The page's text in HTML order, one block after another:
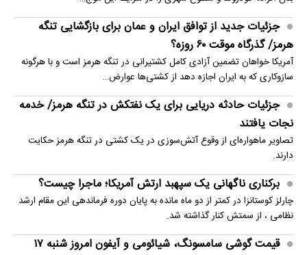
جزئیات جدید از توافق ایران و عمان برای بازگشایی تنگه
هرمز/ گذرگاه موقت ۶۰ روزه؟
آمریکا خواهان تضمین آزادی کامل کشتیرانی در تنگه هرمز است و با هرگونه
سازوکاری که به ایران اجازه دهد از کشتی‌ها عوارض…
جزئیات حادثه دریایی برای یک نفتکش در تنگه هرمز/ خدمه
نجات یافتند
تصاویر ماهو‌اره‌ای از وقوع آتش‌سوزی در یک کشتی در تنگه هرمز حکایت
دارند.
برکناری ناگهانی یک سپهبد ارتش آمریکا؛ ماجرا چیست؟
چارلز کوستانزا در کمتر از دو ماه مانده به پایان دوره فرماندهی این مقام ارشد
نظامی ، از سمتش کنار گذاشته شد.
قیمت گوشی سامسونگ، شیائومی و آیفون امروز شنبه ۱۷